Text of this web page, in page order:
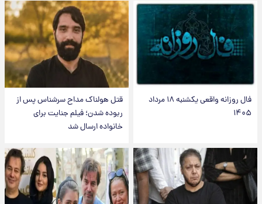
فال روزانه واقعی یکشنبه ۱۸ مرداد
۱۴۰۵
قتل هولناک مداح سرشناس پس از
ربوده شدن؛ فیلم جنایت برای
خانواده ارسال شد